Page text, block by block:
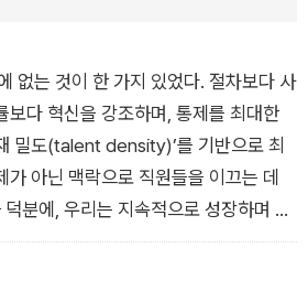
가 쓴 첫 책으로, 넷플릭스의 경영 방
아드 경영대 교수 에린 마이어와 대담
떻게 넷플릭스는 모두의 상식을 뒤엎
최고 가치의 기업이 되었을까? 미국과
세계 20개국에 판권이 팔린 《규칙 없
없는 것이 한 가지 있었다. 절차보다 사
보다 혁신을 강조하며, 통제를 최대한
밀도(talent density)’를 기반으로 최
가 아닌 맥락으로 직원들을 이끄는 데
분에, 우리는 지속적으로 성장하며 세
같이 변화를 모색할 수 있었다. 그에 따
우리와 함께 변신을 거듭했다. 넷플